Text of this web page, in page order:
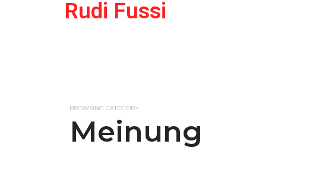
Rudi Fussi
BROWSING CATEGORY
Meinung